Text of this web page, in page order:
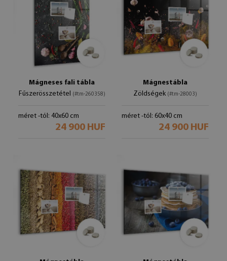
Mágneses fali tábla
Fűszerösszetétel (#tm-260358)
méret -tól: 40x60 cm
24 900 HUF
Mágnestábla
Zöldségek (#tm-28003)
méret -tól: 60x40 cm
24 900 HUF